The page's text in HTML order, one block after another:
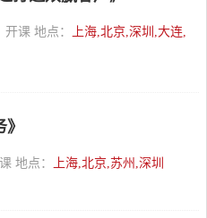
开课 地点：
上海,北京,深圳,大连,
地点：
上海,北京,苏州,深圳